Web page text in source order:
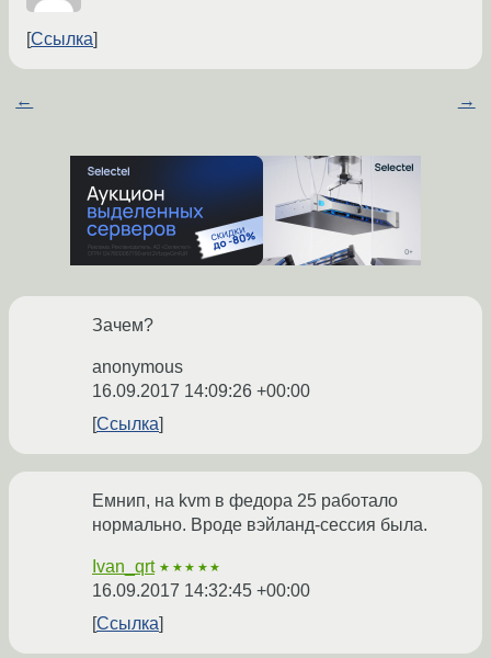
Ссылка
← →
Зачем?
anonymous
16.09.2017 14:09:26 +00:00
Ссылка
Емнип, на kvm в федора 25 работало
нормально. Вроде вэйланд-сессия была.
Ivan_qrt ★★★★★
16.09.2017 14:32:45 +00:00
Ссылка